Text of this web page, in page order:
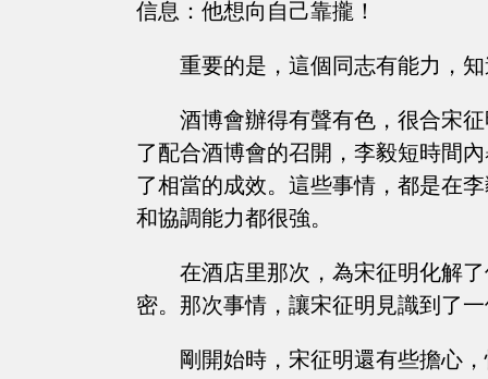
信息：他想向自己靠攏！
重要的是，這個同志有能力，
酒博會辦得有聲有色，很合宋
了配合酒博會的召開，李毅短時間
了相當的成效。這些事情，都是在
和協調能力都很強。
在酒店里那次，為宋征明化解
密。那次事情，讓宋征明見識到了
剛開始時，宋征明還有些擔心